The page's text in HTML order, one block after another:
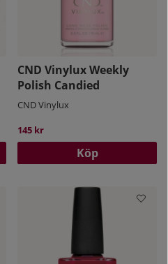
CND Vinylux Weekly
Polish Candied
CND Vinylux
145 kr
Köp